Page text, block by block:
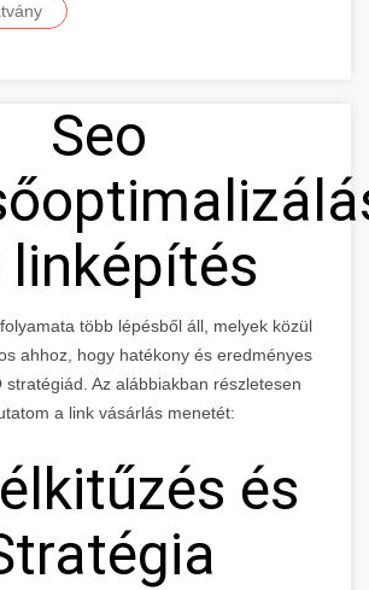
Seo
linképítés
több lépésből áll, melyek közül
ahhoz, hogy hatékony és eredményes
stratégiád. Az alábbiakban részletesen
a link vásárlás menetét:
és